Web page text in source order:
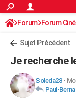
ACTUALITÉS
Politique
Société
Faits Divers
Education
Monde
Villes
+
FINANCE
Retraite
Impôts
Epargne
Immobilier
Risques naturels par
Banque
Assurance
Crédit
AUTO
Forum Forum
Sujet Précédent
Je recherche
Soleda28-
Paul-